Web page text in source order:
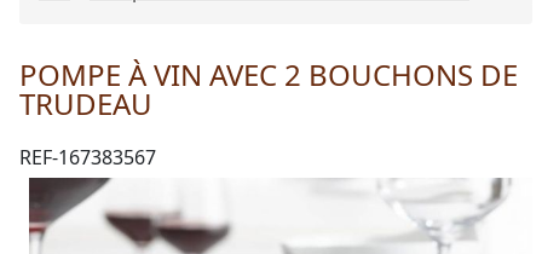
POMPE À VIN AVEC 2 BOUCHONS DE
TRUDEAU
REF-167383567